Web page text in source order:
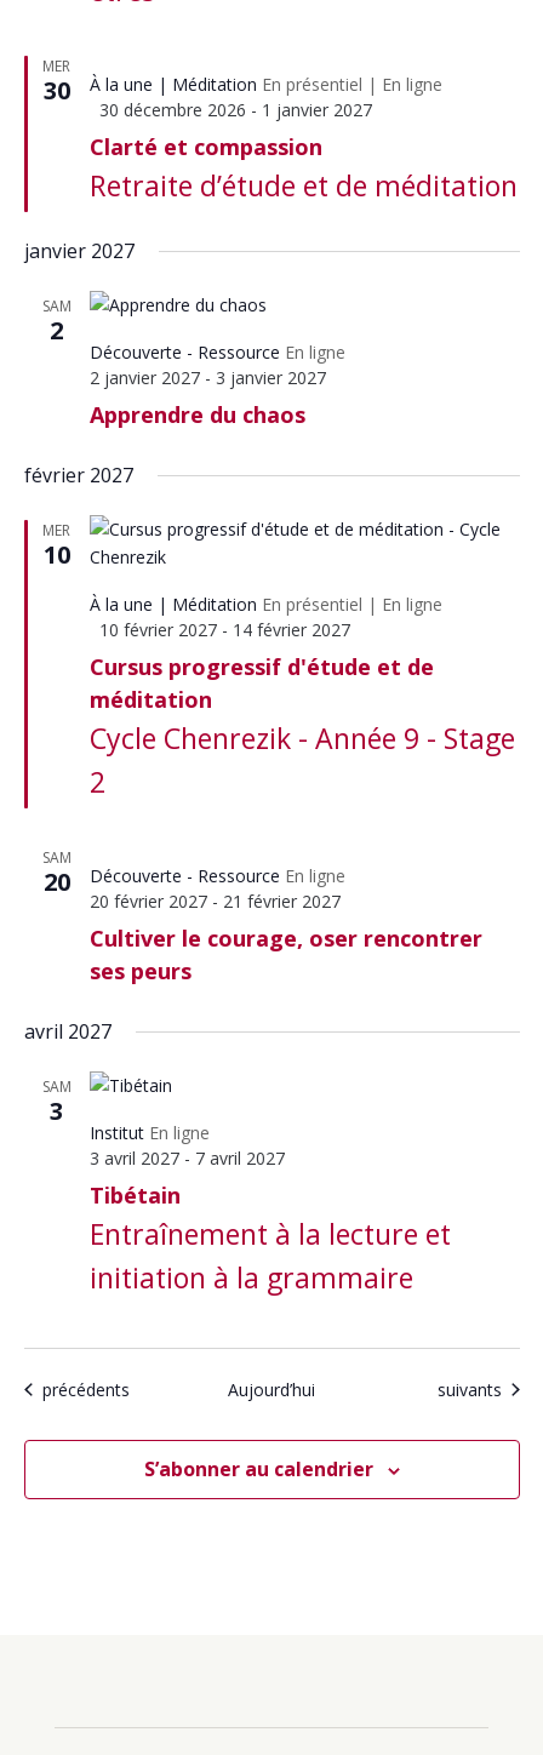
MER
30 À la une Méditation En présentiel | En ligne
Mis
avant
30 décembre 2026 - 1 janvier 2027
Clarté et compassion
Retraite d’étude et de méditation
janvier 2027
SAM
2
Découverte - Ressource En ligne
2 janvier 2027- 3 janvier 2027
Apprendre du chaos
février 2027
MER
10
À la une Méditation En présentiel | En ligne
Mis
avant
10 février 2027- 14 février 2027
Cursus progressif d'étude et de
méditation
Cycle Chenrezik - Année 9 - Stage
2
SAM
20 Découverte - Ressource En ligne
20 février 2027- 21 février 2027
Cultiver le courage, oser rencontrer
ses peurs
avril 2027
SAM
3
Institut En ligne
3 avril 2027- 7 avril 2027
Tibétain
Entraînement à la lecture et
initiation à la grammaire
Calendrier
précédents Aujourd’hui Calendrier
suivants
S’abonner au calendrier